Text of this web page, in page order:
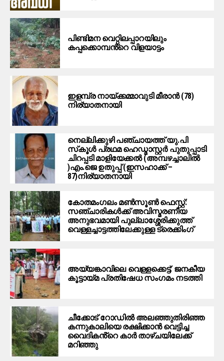
പിണ്ടിമന വെറ്റിലപ്പാറയിലും
കപ്പക്കൊമ്പൻ്റെ വിളയാട്ടം
ഇളമ്പ്ര നായ്ക്കമ്മാവുടി മീരാൻ (78)
നിര്യാതനായി
നെല്ലിക്കുഴി പഞ്ചായത്ത് യു.പി
സ്‌കൂൾ പ്രഥമ ഹെഡ്മാസ്റ്റർ പുതുപ്പാടി
ചിറപ്പടി മാളിയേക്കൽ (അമ്പഴച്ചാലിൽ
)എം.ജെ ഉതുപ്പ് (ഇസഹാക്ക് –
87)നിര്യാതനായി
കോതമംഗലം മൺസൂൺ ഫെസ്റ്റ്:
സഞ്ചാരികൾക്ക് അവിസ്മരണീയ
അനുഭവമായി പുല്ലാശ്ശേരിക്കുത്ത്
വെള്ളച്ചാട്ടത്തിലേക്കുള്ള ട്രെക്കിംഗ്
അയ്യങ്കാവിലെ വെള്ളക്കെട്ട്: ജനകീയ
കൂട്ടായ്മ പ്രതിഷേധ സംഗമം നടത്തി
ചീക്കോട് റോഡിൽ അലഞ്ഞുതിരിഞ്ഞ
കന്നുകാലിയെ രക്ഷിക്കാൻ വെട്ടിച്ച
വൈദികൻ്റെ കാർ താഴ്ചയിലേക്ക്
മറിഞ്ഞു